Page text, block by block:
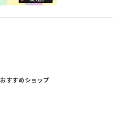
おすすめショップ